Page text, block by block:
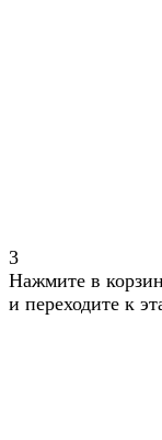
3
Нажмите в
и переходите